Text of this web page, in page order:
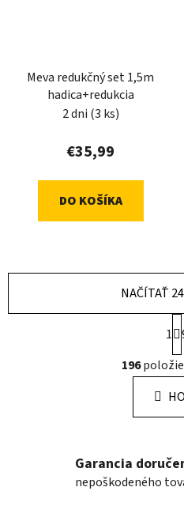
Meva redukčný set 1,5m
hadica+redukcia
2 dni (3 ks)
€35,99
DO KOŠÍKA
O
v
l
á
c
i
e
NAČÍTAŤ
S
t
r
á
n
k
i
e
1
196
Garancia
nepoškodeného